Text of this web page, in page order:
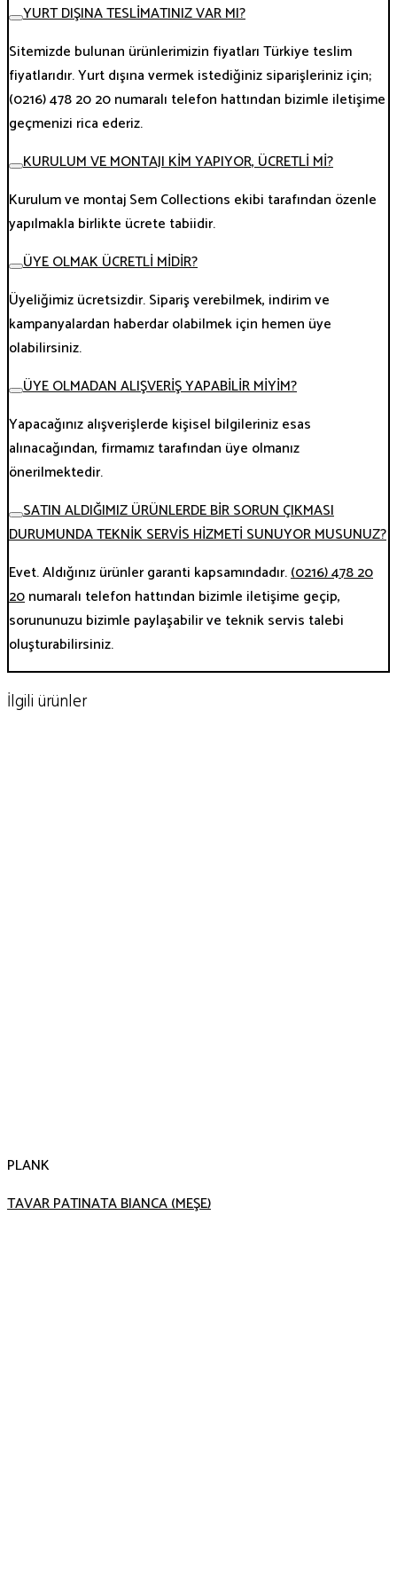
YURT DIŞINA TESLİMATINIZ VAR MI?
Sitemizde bulunan ürünlerimizin fiyatları Türkiye teslim
fiyatlarıdır. Yurt dışına vermek istediğiniz siparişleriniz için;
(0216) 478 20 20 numaralı telefon hattından bizimle iletişime
geçmenizi rica ederiz.
KURULUM VE MONTAJI KİM YAPIYOR, ÜCRETLİ Mİ?
Kurulum ve montaj Sem Collections ekibi tarafından özenle
yapılmakla birlikte ücrete tabiidir.
ÜYE OLMAK ÜCRETLİ MİDİR?
Üyeliğimiz ücretsizdir. Sipariş verebilmek, indirim ve
kampanyalardan haberdar olabilmek için hemen üye
olabilirsiniz.
ÜYE OLMADAN ALIŞVERİŞ YAPABİLİR MİYİM?
Yapacağınız alışverişlerde kişisel bilgileriniz esas
alınacağından, firmamız tarafından üye olmanız
önerilmektedir.
SATIN ALDIĞIMIZ ÜRÜNLERDE BİR SORUN ÇIKMASI
DURUMUNDA TEKNİK SERVİS HİZMETİ SUNUYOR MUSUNUZ?
Evet. Aldığınız ürünler garanti kapsamındadır.(0216) 478 20
20numaralı telefon hattından bizimle iletişime geçip,
sorununuzu bizimle paylaşabilir ve teknik servis talebi
oluşturabilirsiniz.
İlgili ürünler
PLANK
TAVAR PATINATA BIANCA (MEŞE)